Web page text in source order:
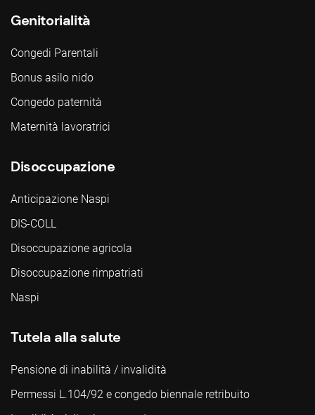
Genitorialità
Congedi Parentali
Bonus asilo nido
Congedo paternità
Maternità lavoratrici
Disoccupazione
Anticipazione Naspi
DIS-COLL
Disoccupazione agricola
Disoccupazione rimpatriati
Naspi
Tutela alla salute
Pensione di inabilità / invalidità
Permessi L.104/92 e congedo biennale retribuito